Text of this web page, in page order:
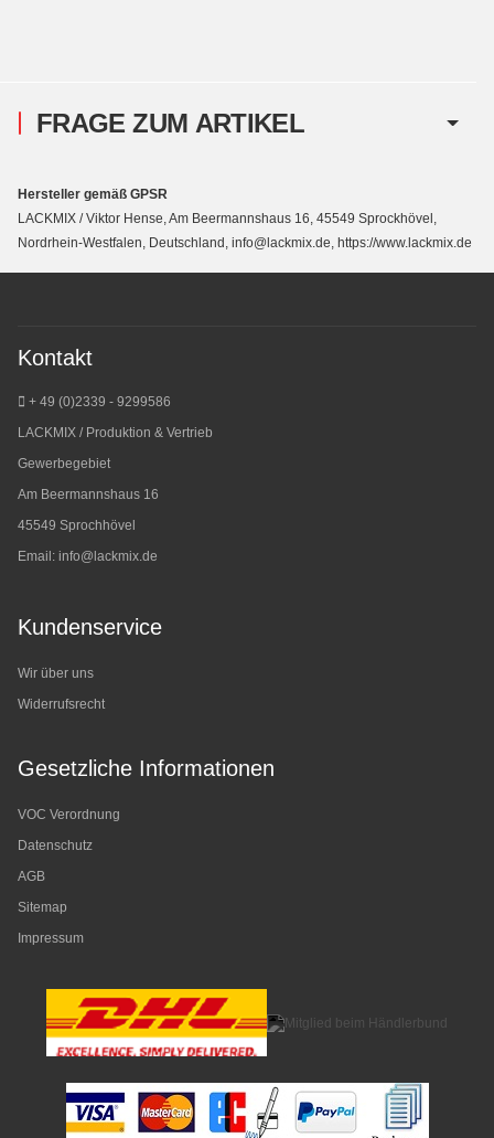
FRAGE ZUM ARTIKEL
Hersteller gemäß GPSR
LACKMIX / Viktor Hense, Am Beermannshaus 16, 45549 Sprockhövel,
Nordrhein-Westfalen, Deutschland, info@lackmix.de, https://www.lackmix.de
Kontakt
+ 49 (0)2339 - 9299586
LACKMIX / Produktion & Vertrieb
Gewerbegebiet
Am Beermannshaus 16
45549 Sprochhövel
Email: info@lackmix.de
Kundenservice
Wir über uns
Widerrufsrecht
Gesetzliche Informationen
VOC Verordnung
Datenschutz
AGB
Sitemap
Impressum